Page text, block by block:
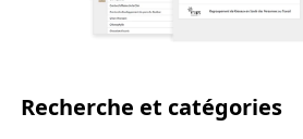
Recherche et catégories